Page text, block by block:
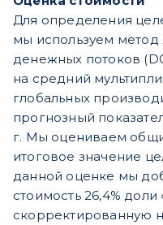
Для определения
мы используем метод
денежных потоков
на средний
глобальных
прогнозный
г. Мы оцениваем
итоговое значение
данной оценке мы
стоимость 26,4%
скорректированную